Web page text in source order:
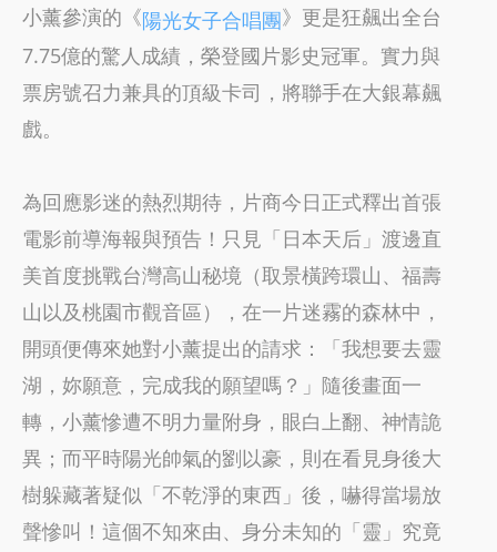
小薰參演的《陽光女子合唱團》更是狂飆出全台
7.75億的驚人成績，榮登國片影史冠軍。實力與
票房號召力兼具的頂級卡司，將聯手在大銀幕飆
戲。
為回應影迷的熱烈期待，片商今日正式釋出首張
電影前導海報與預告！只見「日本天后」渡邊直
美首度挑戰台灣高山秘境（取景橫跨環山、福壽
山以及桃園市觀音區），在一片迷霧的森林中，
開頭便傳來她對小薰提出的請求：「我想要去靈
湖，妳願意，完成我的願望嗎？」隨後畫面一
轉，小薰慘遭不明力量附身，眼白上翻、神情詭
異；而平時陽光帥氣的劉以豪，則在看見身後大
樹躲藏著疑似「不乾淨的東西」後，嚇得當場放
聲慘叫！這個不知來由、身分未知的「靈」究竟